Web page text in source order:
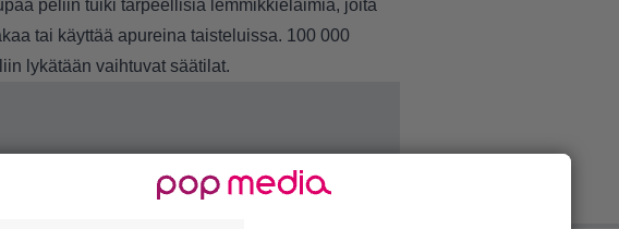
peliin tuiki tarpeellisia lemmikkieläimiä, joita
tai käyttää apureina taisteluissa. 100 000
lykätään vaihtuvat säätilat.